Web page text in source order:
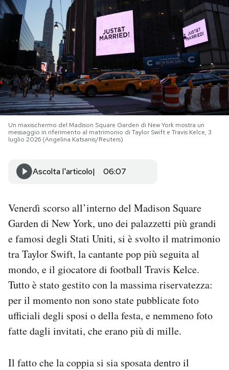
PODCAST
NEWSLETTER
I MIEI PREFERITI
SHOP
CALENDARIO
Area Personale
Newsletter
Regala il Post
Hai bisogno di aiuto?
Esci
Un maxischermo del Madison Square Garden di New York mostra un
messaggio in riferimento al matrimonio di Taylor Swift e Travis Kelce, 3
luglio 2026 (Angelina Katsanis/Reuters)
Ascolta l'articolo 06:07
Venerdì scorso all’interno del Madison Square
Garden di New York, uno dei palazzetti più grandi
e famosi degli Stati Uniti, si è svolto il matrimonio
tra Taylor Swift, la cantante pop più seguita al
mondo, e il giocatore di football Travis Kelce.
Tutto è stato gestito con la massima riservatezza:
per il momento non sono state pubblicate foto
ufficiali degli sposi o della festa, e nemmeno foto
fatte dagli invitati, che erano più di mille.
Il fatto che la coppia si sia sposata dentro il